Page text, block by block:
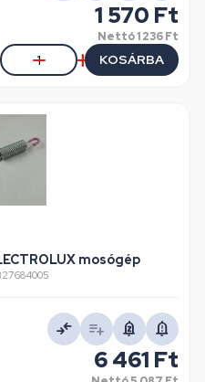
1 570 Ft
Nettó1 236 Ft
KOSÁRBA
mosógép
6 461 Ft